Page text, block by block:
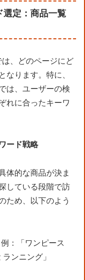
選定：商品一覧
、どのページにど
なります。特に、
は、ユーザーの検
れに合ったキーワ
ード戦略
体的な商品が決ま
している段階で訪
ため、以下のよう
例：「ワンピース
ンニング」